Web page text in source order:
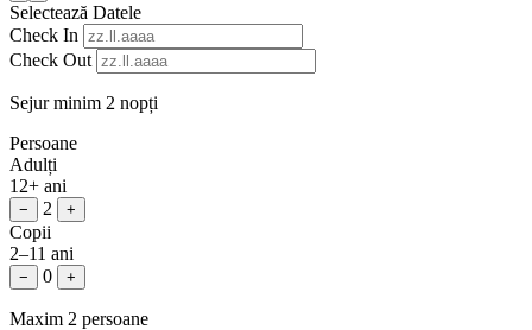
Selectează Datele
Check In
Check Out
Sejur minim 2 nopți
Persoane
Adulți
12+ ani
− 2 +
Copii
2–11 ani
− 0 +
Maxim 2 persoane